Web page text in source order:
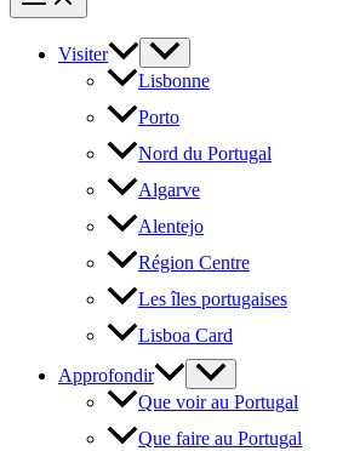
Visiter
Lisbonne
Porto
Nord du Portugal
Algarve
Alentejo
Région Centre
Les îles portugaises
Lisboa Card
Approfondir
Que voir au Portugal
Que faire au Portugal